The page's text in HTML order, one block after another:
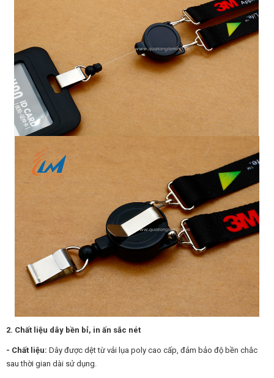
2. Chất liệu dây bền bỉ, in ấn sắc nét
- Chất liệu: Dây được dệt từ vải lụa poly cao cấp, đảm bảo độ bền chắc
sau thời gian dài sử dụng.